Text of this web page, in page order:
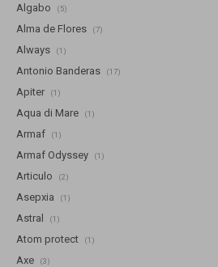
Algabo (5)
Alma de Flores (7)
Always (1)
Antonio Banderas (17)
Apiter (1)
Aqua di Mare (1)
Armaf (1)
Armaf Odyssey (1)
Articulo (2)
Asepxia (1)
Astral (1)
Atom protect (1)
Axe (3)